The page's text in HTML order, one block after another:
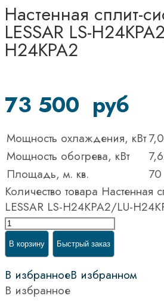
Настенная сплит-
LESSAR LS-
H24KPA2
73 500 руб
Мощность охлаждения, кВт
Мощность обогрева, кВт
Площадь, м. кв.
70
Количество товара Настенная
LESSAR LS-H24KPA2/LU-
В корзину Быстрый заказ
В избранноеВ избранном
В избранное